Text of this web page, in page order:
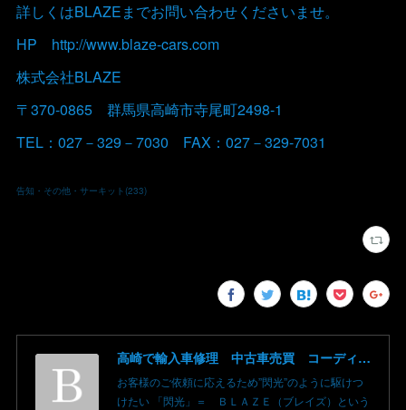
詳しくはBLAZEまでお問い合わせくださいませ。
HP http://www.blaze-cars.com
株式会社BLAZE
〒370-0865 群馬県高崎市寺尾町2498-1
TEL：027－329－7030 FAX：027－329-7031
告知・その他・サーキット (233)
高崎で輸入車修理 中古車売買 コーディングならBLAZE（ブレイズ）へ│BLAZE Total Car Support & Modify in Takasaki Gunma
お客様のご依頼に応えるため”閃光”のように駆けつ
けたい 「閃光」＝ ＢＬＡＺＥ（ブレイズ）という